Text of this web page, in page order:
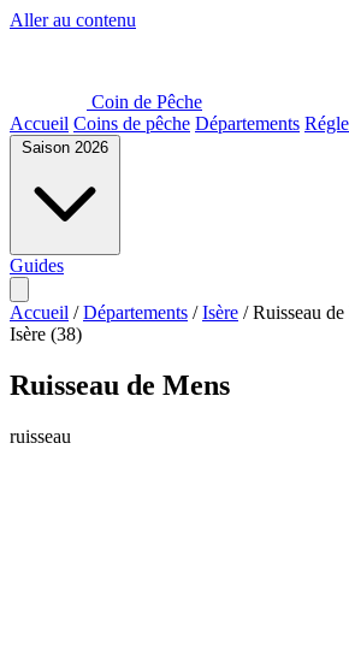
Aller au contenu
Coin de Pêche
Accueil Coins de pêche Départements
Saison 2026
Guides
Accueil / Départements / Isère / Ruisseau
Isère (38)
Ruisseau de Mens
ruisseau